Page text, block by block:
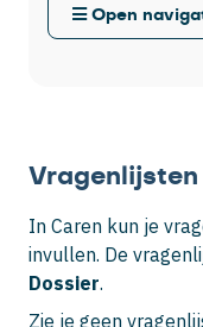
Vragenlijsten
In Caren kun je
invullen. De
Dossier.
Zie je geen
Open